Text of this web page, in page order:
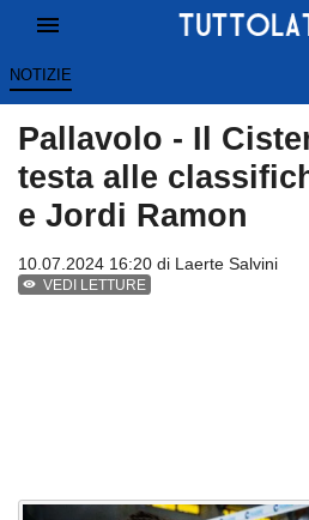
NOTIZIE
Pallavolo - Il
testa alle
e Jordi Ramon
10.07.2024 16:20 di Laerte Salvini
VEDI LETTURE